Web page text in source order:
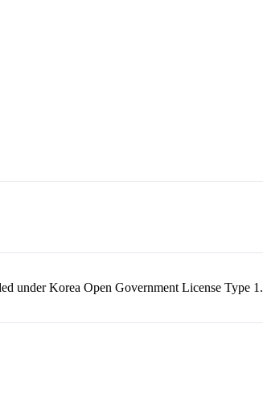
under Korea Open Government License Type 1.